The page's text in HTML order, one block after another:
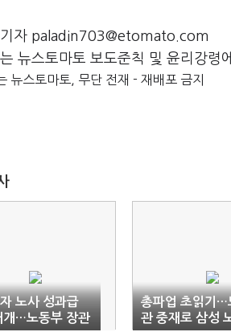
기자 paladin703@etomato.com
뉴스토마토 보도준칙 및 윤리강령
뉴스토마토, 무단 전재 - 재배포 금지
노사 성과급
개…노동부 장관
총파업 초읽기…
관 중재로 삼성